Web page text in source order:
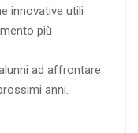
innovative utili
più
ad affrontare
anni.